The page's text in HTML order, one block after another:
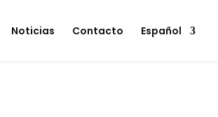
Noticias Contacto Español